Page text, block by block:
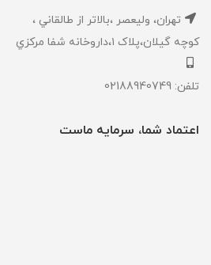
تهران، ‎وليعصر ،بالاتر از طالقاني ،
كوچه گيلان،پلاک ۱،داروخانه شفا مركزي
تلفن: 02188940749
اعتماد شما، سرمایه ماست